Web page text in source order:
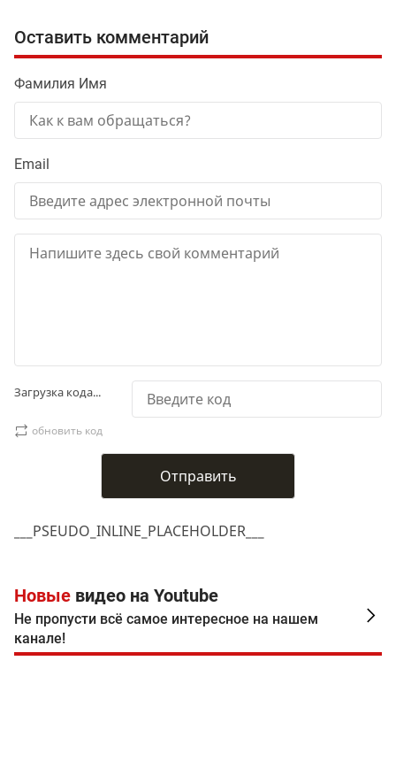
___PSEUDO_INLINE_PLACEHOLDER___
Оставить комментарий
Фамилия Имя
Email
Загрузка кода...
обновить код
Новые видео на Youtube
Не пропусти всё самое интересное на нашем
канале!